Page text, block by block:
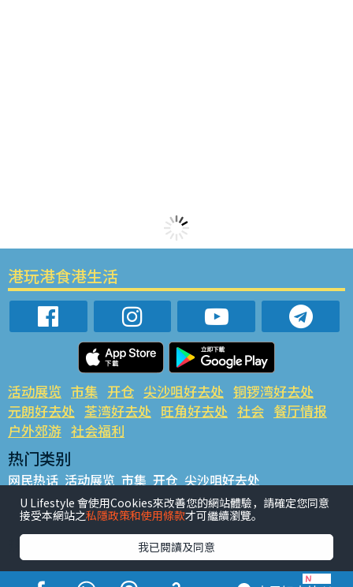
港玩港食港生活
活动展览 市集 开仓 尖沙咀好去处 铜锣湾好去处
元朗好去处 荃湾好去处 旺角好去处 社会 餐厅情报
户外郊游 社会福利
热门类别
网民热话 活动展览 市集 开仓 尖沙咀好去处
铜锣湾好去处 元朗好去处 荃湾好去处 旺角好去处 社会
餐厅情报 户外郊游
热门标签
#UGO揾好去处 #人气活动推介 #美食社群热话
U Lifestyle 會使用Cookies來改善您的網站體驗，請確定您同意
接受本網站之私隱政策和使用條款才可繼續瀏覽。
我已閱讀及同意